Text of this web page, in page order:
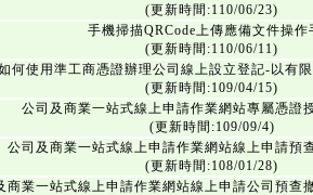
(更新時間:110/06/23)
手機掃描QRCode上傳應備文件操作
(更新時間:110/06/11)
何使用準工商憑證辦理公司線上設立登記-以有
(更新時間:109/04/15)
公司及商業一站式線上申請作業網站專屬憑證
(更新時間:109/09/4)
公司及商業一站式線上申請作業網站線上申請預
(更新時間:108/01/28)
商業一站式線上申請作業網站線上申請公司預查